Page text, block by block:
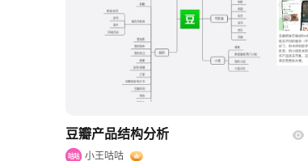
boardmix
豆瓣产品结构分析
咕咕 小王咕咕